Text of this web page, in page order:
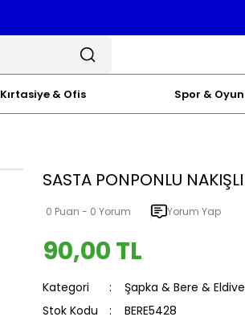
Kırtasiye & Ofis Spor &
SASTA PONPONLU
0 Puan - 0 Yorum Yorum Yap
90,00 TL
Kategori
Şapka & Bere &
Stok Kodu
BERE5428